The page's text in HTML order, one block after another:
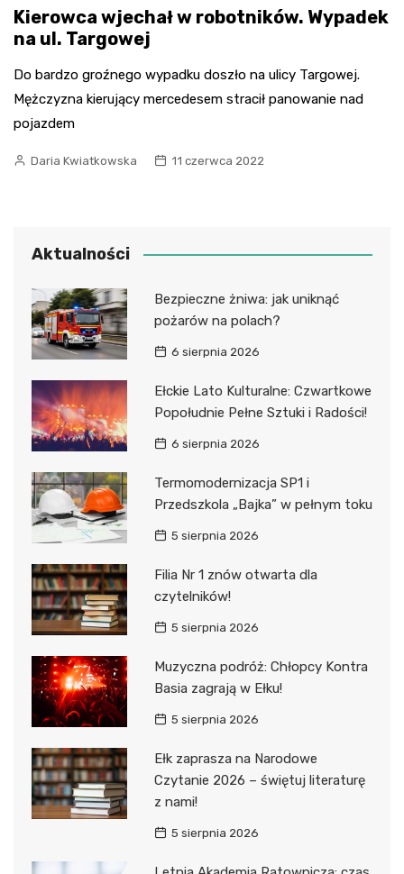
Kierowca wjechał w robotników. Wypadek
na ul. Targowej
Do bardzo groźnego wypadku doszło na ulicy Targowej.
Mężczyzna kierujący mercedesem stracił panowanie nad
pojazdem
Daria Kwiatkowska 11 czerwca 2022
Aktualności
Bezpieczne żniwa: jak uniknąć
pożarów na polach?
6 sierpnia 2026
Ełckie Lato Kulturalne: Czwartkowe
Popołudnie Pełne Sztuki i Radości!
6 sierpnia 2026
Termomodernizacja SP1 i
Przedszkola „Bajka” w pełnym toku
5 sierpnia 2026
Filia Nr 1 znów otwarta dla
czytelników!
5 sierpnia 2026
Muzyczna podróż: Chłopcy Kontra
Basia zagrają w Ełku!
5 sierpnia 2026
Ełk zaprasza na Narodowe
Czytanie 2026 – świętuj literaturę
z nami!
5 sierpnia 2026